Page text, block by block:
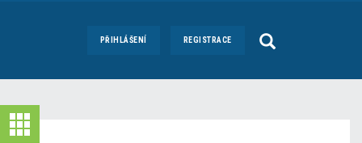
PŘIHLÁŠENÍ REGISTRACE